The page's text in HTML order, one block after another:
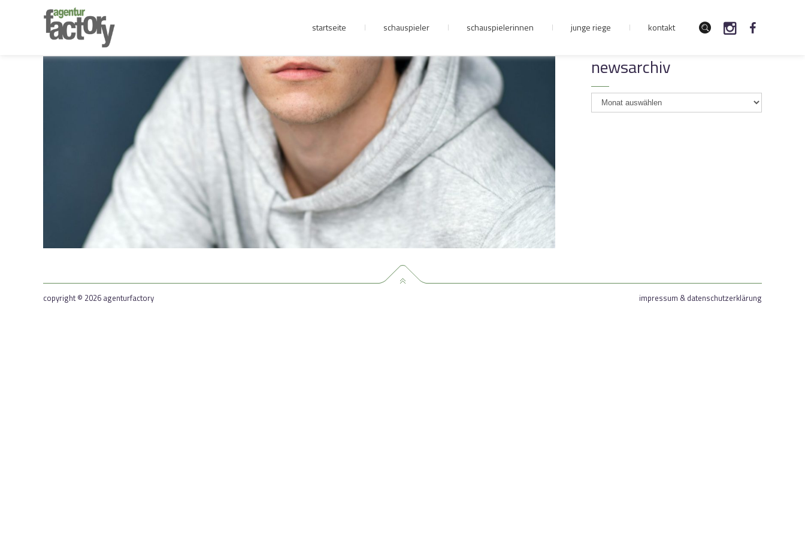
junge riege
kontakt
startseite schauspieler schauspielerinnen junge riege kontakt
newsarchiv
newsarchiv
copyright © 2026 agenturfactory impressum & datenschutzerklärung